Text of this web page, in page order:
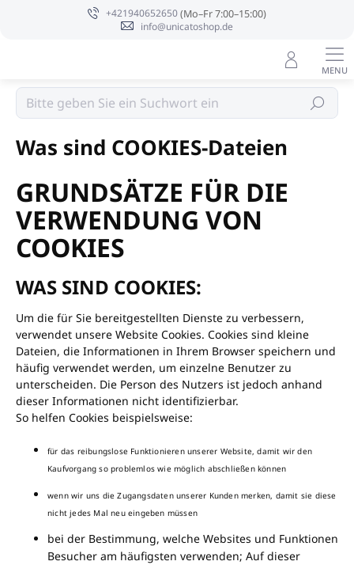
+421940652650
info@unicatoshop.de
Suchen
Startseite
Was sind COOKIES-Dateien
GRUNDSÄTZE FÜR DIE
VERWENDUNG VON
COOKIES
WAS SIND COOKIES:
Um die für Sie bereitgestellten Dienste zu verbessern,
verwendet unsere Website Cookies. Cookies sind kleine
Dateien, die Informationen in Ihrem Browser speichern und
häufig verwendet werden, um einzelne Benutzer zu
unterscheiden. Die Person des Nutzers ist jedoch anhand
dieser Informationen nicht identifizierbar.
So helfen Cookies beispielsweise:
für das reibungslose Funktionieren unserer Website, damit wir den
Kaufvorgang so problemlos wie möglich abschließen können
wenn wir uns die Zugangsdaten unserer Kunden merken, damit sie diese
nicht jedes Mal neu eingeben müssen
bei der Bestimmung, welche Websites und Funktionen
Besucher am häufigsten verwenden; Auf dieser